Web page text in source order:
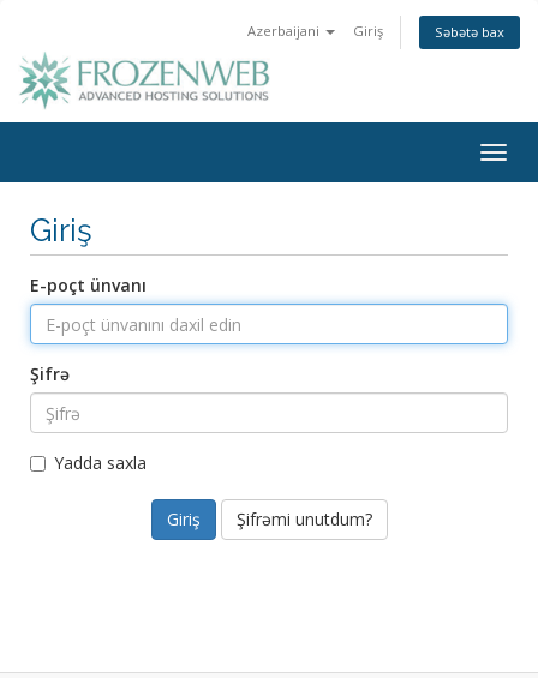
Azerbaijani Giriş Səbətə bax
Giriş
E-poçt ünvanı
Şifrə
Yadda saxla
Şifrəmi unutdum?